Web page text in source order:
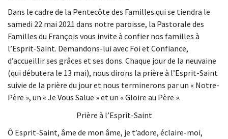
Dans le cadre de la Pentecôte des Familles qui se tiendra le
samedi 22 mai 2021 dans notre paroisse, la Pastorale des
Familles du François vous invite à confier nos familles à
l’Esprit-Saint. Demandons-lui avec Foi et Confiance,
d’accueillir ses grâces et ses dons. Chaque jour de la neuvaine
(qui débutera le 13 mai), nous dirons la prière à l’Esprit-Saint
suivie de la prière du jour et nous terminerons par un « Notre-
Père », un « Je Vous Salue » et un « Gloire au Père ».
Prière à l’Esprit-Saint
Ô Esprit-Saint, âme de mon âme, je t’adore, éclaire-moi,